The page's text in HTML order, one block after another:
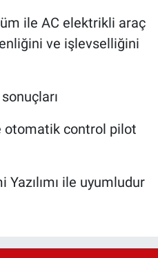
ile AC elektrikli araç
ve işlevselliğini
sonuçları
otomatik control pilot
ile uyumludur